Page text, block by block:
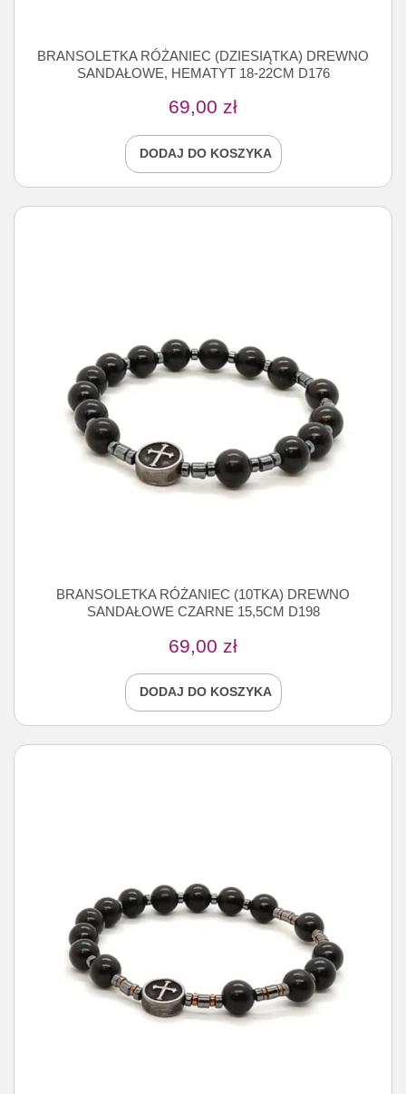
BRANSOLETKA RÓŻANIEC (DZIESIĄTKA) DREWNO
SANDAŁOWE, HEMATYT 18-22CM D176
69,00 zł
DODAJ DO KOSZYKA
BRANSOLETKA RÓŻANIEC (10TKA) DREWNO
SANDAŁOWE CZARNE 15,5CM D198
69,00 zł
DODAJ DO KOSZYKA